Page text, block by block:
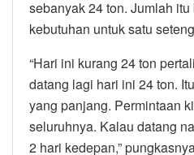
sebanyak 24 ton. Jumlah
kebutuhan untuk satu
“Hari ini kurang 24 ton
datang lagi hari ini 24 ton.
yang panjang. Permintaan
seluruhnya. Kalau datang
2 hari kedepan,”